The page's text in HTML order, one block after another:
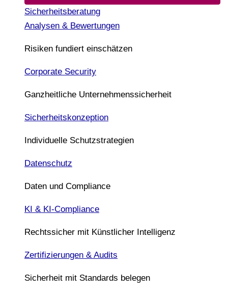
Sicherheitsberatung
Analysen & Bewertungen
Risiken fundiert einschätzen
Corporate Security
Ganzheitliche Unternehmenssicherheit
Sicherheitskonzeption
Individuelle Schutzstrategien
Datenschutz
Daten und Compliance
KI & KI-Compliance
Rechtssicher mit Künstlicher Intelligenz
Zertifizierungen & Audits
Sicherheit mit Standards belegen